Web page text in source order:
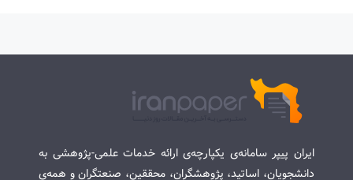
ایران پیپر سامانه‌ی یکپارچه‌ی ارائه خدمات علمی-پژوهشی به
دانشجویان، اساتید، پژوهشگران، محققین، صنعتگران و همه‌ی